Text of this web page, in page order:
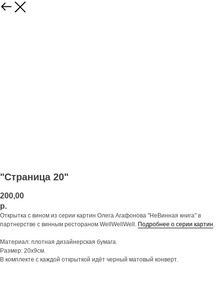
"Страница 20"
200,00
р.
Открытка с вином из серии картин Олега Агафонова "НеВинная книга" в
партнерстве с винным рестораном WellWellWell. Подробнее о серии картин
Материал: плотная дизайнерская бумага.
Размер: 20х9см.
В комплекте с каждой открыткой идёт черный матовый конверт.